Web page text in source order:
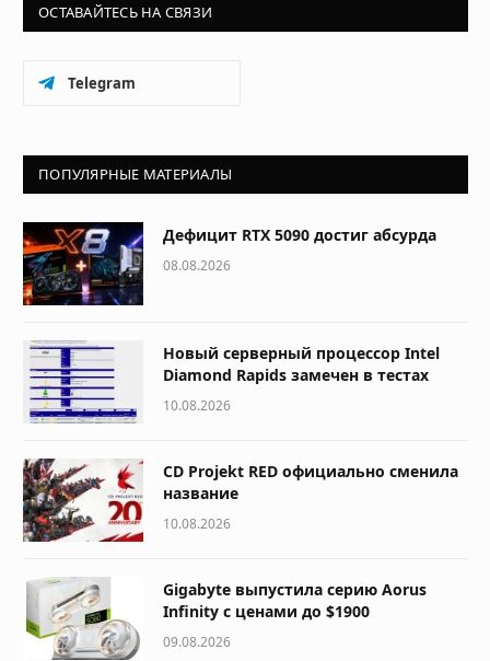
ОСТАВАЙТЕСЬ НА СВЯЗИ
Telegram
ПОПУЛЯРНЫЕ МАТЕРИАЛЫ
Дефицит RTX 5090 достиг абсурда
08.08.2026
Новый серверный процессор Intel
Diamond Rapids замечен в тестах
10.08.2026
CD Projekt RED официально сменила
название
10.08.2026
Gigabyte выпустила серию Aorus
Infinity с ценами до $1900
09.08.2026